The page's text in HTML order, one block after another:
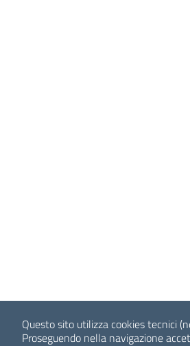
Questo sito utilizza cookies tecnici
Proseguendo nella navigazione